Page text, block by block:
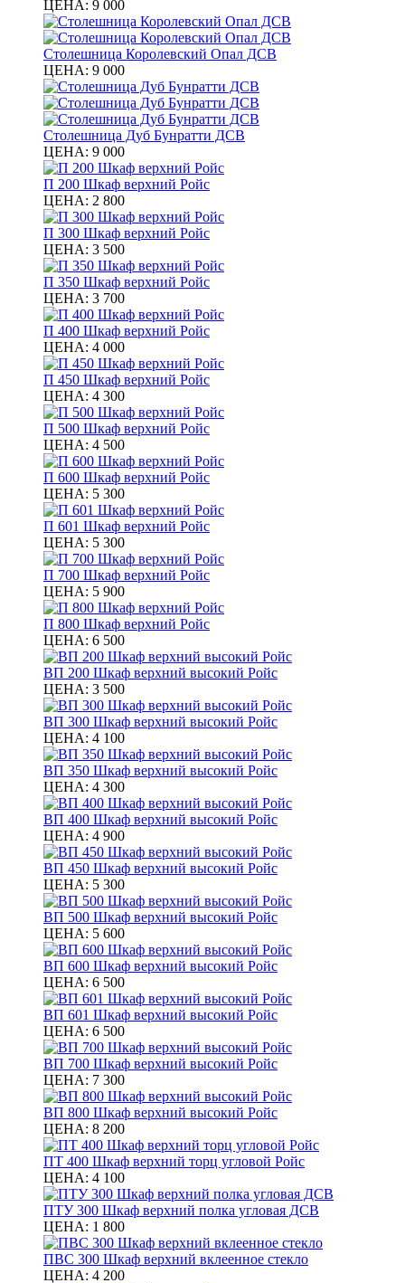
ЦЕНА: 9 000
Столешница Королевский Опал ДСВ
ЦЕНА: 9 000
Столешница Дуб Бунратти ДСВ
ЦЕНА: 9 000
П 200 Шкаф верхний Ройс
ЦЕНА: 2 800
П 300 Шкаф верхний Ройс
ЦЕНА: 3 500
П 350 Шкаф верхний Ройс
ЦЕНА: 3 700
П 400 Шкаф верхний Ройс
ЦЕНА: 4 000
П 450 Шкаф верхний Ройс
ЦЕНА: 4 300
П 500 Шкаф верхний Ройс
ЦЕНА: 4 500
П 600 Шкаф верхний Ройс
ЦЕНА: 5 300
П 601 Шкаф верхний Ройс
ЦЕНА: 5 300
П 700 Шкаф верхний Ройс
ЦЕНА: 5 900
П 800 Шкаф верхний Ройс
ЦЕНА: 6 500
ВП 200 Шкаф верхний высокий Ройс
ЦЕНА: 3 500
ВП 300 Шкаф верхний высокий Ройс
ЦЕНА: 4 100
ВП 350 Шкаф верхний высокий Ройс
ЦЕНА: 4 300
ВП 400 Шкаф верхний высокий Ройс
ЦЕНА: 4 900
ВП 450 Шкаф верхний высокий Ройс
ЦЕНА: 5 300
ВП 500 Шкаф верхний высокий Ройс
ЦЕНА: 5 600
ВП 600 Шкаф верхний высокий Ройс
ЦЕНА: 6 500
ВП 601 Шкаф верхний высокий Ройс
ЦЕНА: 6 500
ВП 700 Шкаф верхний высокий Ройс
ЦЕНА: 7 300
ВП 800 Шкаф верхний высокий Ройс
ЦЕНА: 8 200
ПТ 400 Шкаф верхний торц угловой Ройс
ЦЕНА: 4 100
ПТУ 300 Шкаф верхний полка угловая ДСВ
ЦЕНА: 1 800
ПВС 300 Шкаф верхний вклеенное стекло
ЦЕНА: 4 200